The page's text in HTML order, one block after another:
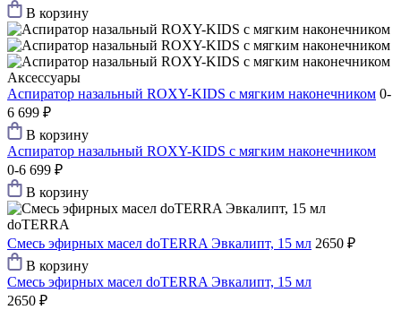
В корзину
Аксессуары
Аспиратор назальный ROXY-KIDS с мягким наконечником 0-
6 699 ₽
В корзину
Аспиратор назальный ROXY-KIDS с мягким наконечником
0-6 699 ₽
В корзину
doTERRA
Смесь эфирных масел doTERRA Эвкалипт, 15 мл 2650 ₽
В корзину
Смесь эфирных масел doTERRA Эвкалипт, 15 мл
2650 ₽